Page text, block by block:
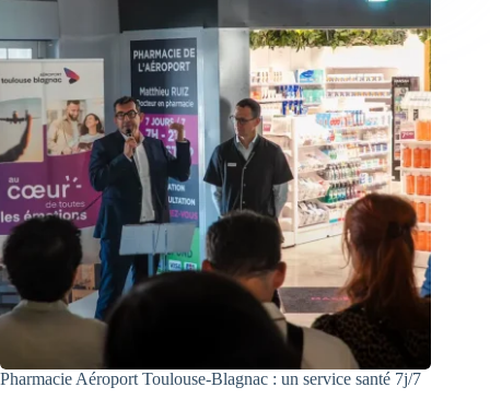
Pharmacie Aéroport Toulouse-Blagnac : un service santé 7j/7